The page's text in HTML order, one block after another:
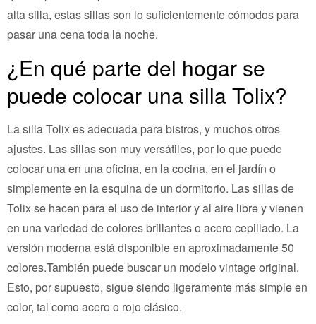
alta silla, estas sillas son lo suficientemente cómodos para
pasar una cena toda la noche.
¿En qué parte del hogar se
puede colocar una silla Tolix?
La silla Tolix es adecuada para bistros, y muchos otros
ajustes. Las sillas son muy versátiles, por lo que puede
colocar una en una oficina, en la cocina, en el jardín o
simplemente en la esquina de un dormitorio. Las sillas de
Tolix se hacen para el uso de interior y al aire libre y vienen
en una variedad de colores brillantes o acero cepillado. La
versión moderna está disponible en aproximadamente 50
colores.También puede buscar un modelo vintage original.
Esto, por supuesto, sigue siendo ligeramente más simple en
color, tal como acero o rojo clásico.